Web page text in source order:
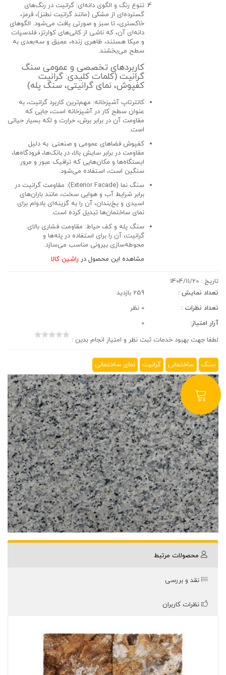
تنوع رنگ و الگوی دانه‌ای: گرانیت در رنگ‌های
گسترده‌ای از مشکی (مانند گرانیت نطنز)، قرمز،
خاکستری، تا سبز و صورتی یافت می‌شود. الگوهای
دانه‌ای آن، که ناشی از کانی‌های کوارتز، فلدسپات
و میکا هستند، ظاهری زنده، عمیق و سه‌بعدی به
سطح می‌بخشند.
کاربردهای تخصصی و عمومی سنگ
گرانیت (کلمات کلیدی: گرانیت
کفپوش، نمای گرانیتی، سنگ پله)
کانترتاپ آشپزخانه: مهم‌ترین کاربرد گرانیت، به
عنوان سطح کار در آشپزخانه است، جایی که
مقاومت آن در برابر برش، حرارت و لکه بسیار حیاتی
است.
کفپوش فضاهای عمومی و صنعتی: به دلیل
مقاومت در برابر سایش بالا، در بانک‌ها، فرودگاه‌ها،
ایستگاه‌ها و مکان‌هایی که ترافیک عبور و مرور
سنگین است، استفاده می‌شود.
سنگ نما (Exterior Facade):
مقاومت گرانیت در
برابر شرایط آب و هوایی سخت، مانند باران‌های
اسیدی و یخ‌بندان، آن را به گزینه‌ای بادوام برای
نمای ساختمان‌ها تبدیل کرده است.
سنگ پله و کف حیاط: مقاومت فشاری بالای
گرانیت، آن را برای استفاده در پله‌ها و
محوطه‌سازی بیرونی مناسب می‌سازد.
مشاهده این محصول در راشین کالا
تاریخ : 1404/11/20
تعداد نمایش :
259 بازدید
تعداد نظرات :
0 نظر
آرار امتیاز:
0
لطفا جهت بهبود خدمات ثبت نظر و امتیاز انجام بدین :
سنگ ساختمانی گرانیت نمای ساختمانی
محصولات مرتبط
نقد و بررسی
نظرات کاربران